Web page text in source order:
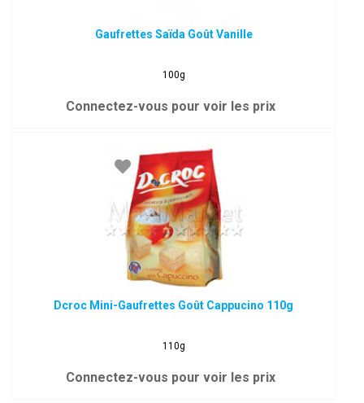
Gaufrettes Saïda Goût Vanille
100g
Connectez-vous pour voir les prix
Dcroc Mini-Gaufrettes Goût Cappucino 110g
110g
Connectez-vous pour voir les prix